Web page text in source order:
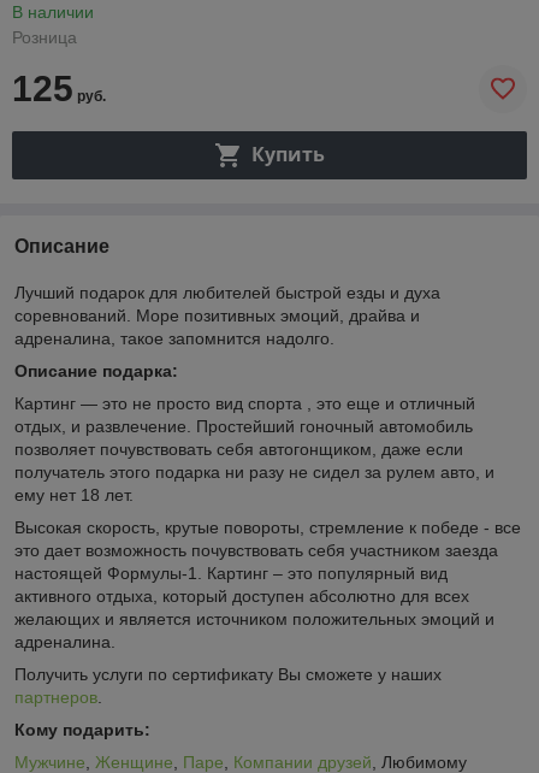
В наличии
Розница
125 руб.
Купить
Описание
Лучший подарок для любителей быстрой езды и духа
соревнований. Море позитивных эмоций, драйва и
адреналина, такое запомнится надолго.
Описание подарка:
Картинг — это не просто вид спорта , это еще и отличный
отдых, и развлечение. Простейший гоночный автомобиль
позволяет почувствовать себя автогонщиком, даже если
получатель этого подарка ни разу не сидел за рулем авто, и
ему нет 18 лет.
Высокая скорость, крутые повороты, стремление к победе - все
это дает возможность почувствовать себя участником заезда
настоящей Формулы-1. Картинг – это популярный вид
активного отдыха, который доступен абсолютно для всех
желающих и является источником положительных эмоций и
адреналина.
Получить услуги по сертификату Вы сможете у наших
партнеров
Кому подарить:
Мужчине
Женщине Паре Компании друзей , Любимому